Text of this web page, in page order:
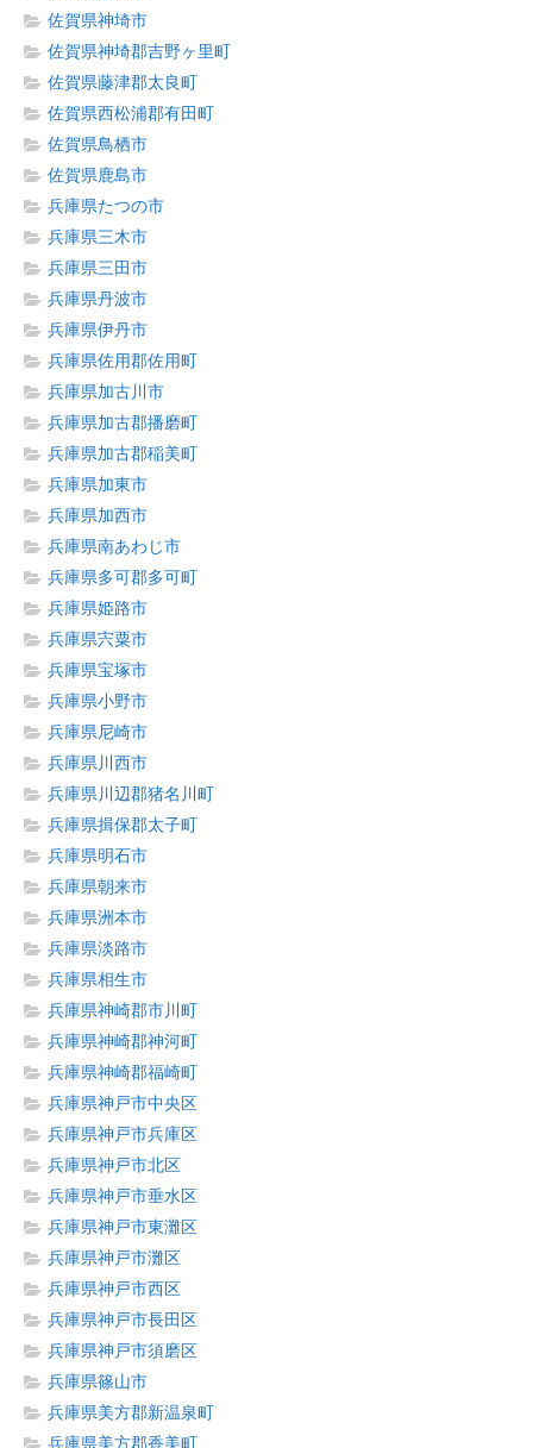
佐賀県神埼市
佐賀県神埼郡吉野ヶ里町
佐賀県藤津郡太良町
佐賀県西松浦郡有田町
佐賀県鳥栖市
佐賀県鹿島市
兵庫県たつの市
兵庫県三木市
兵庫県三田市
兵庫県丹波市
兵庫県伊丹市
兵庫県佐用郡佐用町
兵庫県加古川市
兵庫県加古郡播磨町
兵庫県加古郡稲美町
兵庫県加東市
兵庫県加西市
兵庫県南あわじ市
兵庫県多可郡多可町
兵庫県姫路市
兵庫県宍粟市
兵庫県宝塚市
兵庫県小野市
兵庫県尼崎市
兵庫県川西市
兵庫県川辺郡猪名川町
兵庫県揖保郡太子町
兵庫県明石市
兵庫県朝来市
兵庫県洲本市
兵庫県淡路市
兵庫県相生市
兵庫県神崎郡市川町
兵庫県神崎郡神河町
兵庫県神崎郡福崎町
兵庫県神戸市中央区
兵庫県神戸市兵庫区
兵庫県神戸市北区
兵庫県神戸市垂水区
兵庫県神戸市東灘区
兵庫県神戸市灘区
兵庫県神戸市西区
兵庫県神戸市長田区
兵庫県神戸市須磨区
兵庫県篠山市
兵庫県美方郡新温泉町
兵庫県美方郡香美町